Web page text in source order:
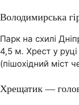
Володимирська
Парк на схилі
4,5 м. Хрест у
(пішохідний міст
Хрещатик —